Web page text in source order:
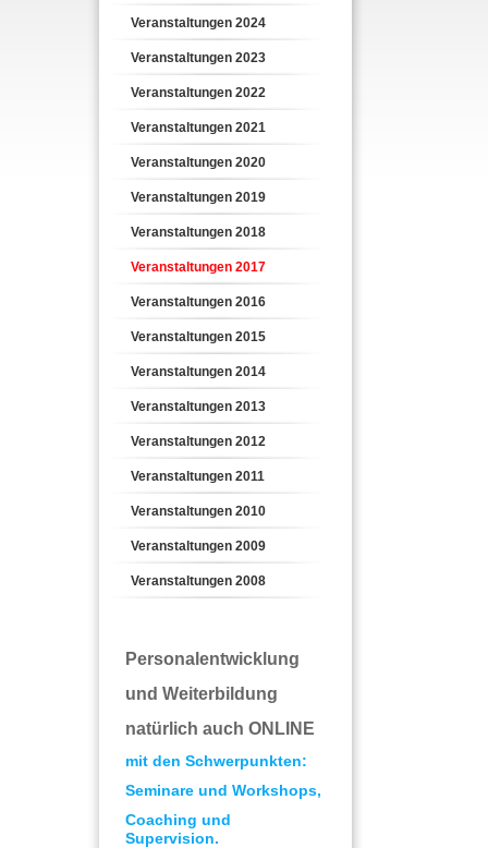
Veranstaltungen 2024
Veranstaltungen 2023
Veranstaltungen 2022
Veranstaltungen 2021
Veranstaltungen 2020
Veranstaltungen 2019
Veranstaltungen 2018
Veranstaltungen 2017
Veranstaltungen 2016
Veranstaltungen 2015
Veranstaltungen 2014
Veranstaltungen 2013
Veranstaltungen 2012
Veranstaltungen 2011
Veranstaltungen 2010
Veranstaltungen 2009
Veranstaltungen 2008
Personalentwicklung
und Weiterbildung
natürlich auch ONLINE
mit den Schwerpunkten:
Seminare und Workshops,
Coaching und
Supervision.